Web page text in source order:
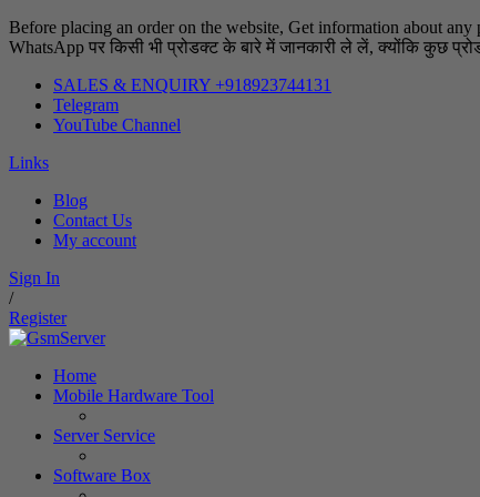
Before placing an order on the website, Get information about
WhatsApp पर किसी भी प्रोडक्ट के बारे में जानकारी ले लें, क्योंकि कुछ
SALES & ENQUIRY +918923744131
Telegram
YouTube Channel
Links
Blog
Contact Us
My account
Sign In
/
Register
Home
Mobile Hardware Tool
Server Service
Software Box